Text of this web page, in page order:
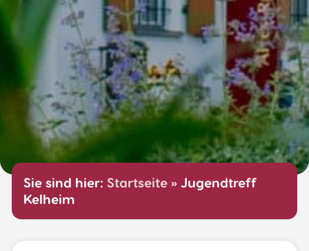
Sie sind hier: Startseite » Jugendtreff
Kelheim